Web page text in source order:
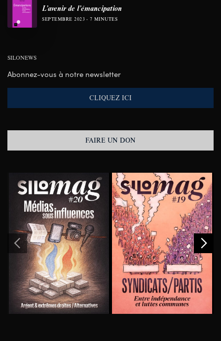
L’avenir de l’émancipation
SEPTEMBRE 2023 7 MINUTES
SILONEWS
Abonnez-vous à notre newsletter
CLIQUEZ ICI
FAIRE UN DON